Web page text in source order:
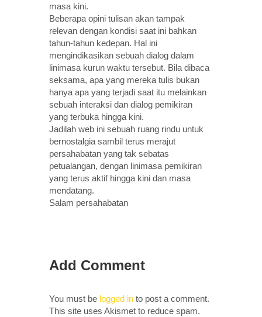
masa kini.
Beberapa opini tulisan akan tampak
relevan dengan kondisi saat ini bahkan
tahun-tahun kedepan. Hal ini
mengindikasikan sebuah dialog dalam
linimasa kurun waktu tersebut. Bila dibaca
seksama, apa yang mereka tulis bukan
hanya apa yang terjadi saat itu melainkan
sebuah interaksi dan dialog pemikiran
yang terbuka hingga kini.
Jadilah web ini sebuah ruang rindu untuk
bernostalgia sambil terus merajut
persahabatan yang tak sebatas
petualangan, dengan linimasa pemikiran
yang terus aktif hingga kini dan masa
mendatang.
Salam persahabatan
Add Comment
You must be logged in to post a comment.
This site uses Akismet to reduce spam.